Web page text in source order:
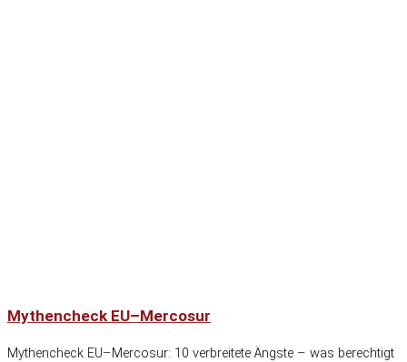
Mythencheck EU–Mercosur
Mythencheck EU–Mercosur: 10 verbreitete Ängste – was berechtigt